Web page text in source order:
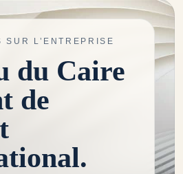
SUR L’ENTREPRISE
du Caire
de